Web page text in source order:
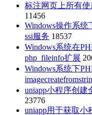
标注网页上所有
11456
Windows操作系统
ssi服务 18537
Windows系统在
php_fileinfo扩展
Windows系统下
uniapp小程序创
23776
uniapp用于获取